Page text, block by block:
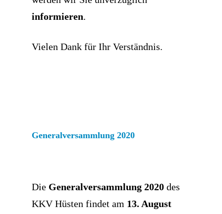
informieren.
Vielen Dank für Ihr Verständnis.
Generalversammlung 2020
Die Generalversammlung 2020 des
KKV Hüsten findet am 13. August